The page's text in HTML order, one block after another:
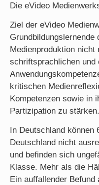
Die eVideo
Ziel der eVideo
Grundbildungslernende
Medienproduktion nicht
schriftsprachlichen und
kritischen
Kompetenzen sowie in
Partizipation zu stärken.
In Deutschland
Deutschland nicht
und befinden sich
Klasse. Mehr als die
Ein auffallender